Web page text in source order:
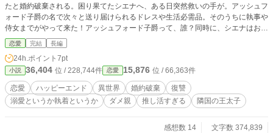
たと婚約破棄される。困り果てたシエナへ、ある日突然救いの手が。アッシュフ
ォード子爵の名で次々と送り届けられるドレスや生活必需品。そのうちに執事や
侍女までがやって来た！アッシュフォード子爵って、誰？同時に、シエナはお忍
びでやって来た隣国の王太子の通訳を勤めることに。クールイケメン溺愛偽弟と
チャラ男系あざとかわいい王太子殿下の二人に挟まれたシエナはどうする？ 同
時に進む姉リリアスの復讐劇と、友人令嬢方の推し活混ぜ混ぜの長編です……ぜ
ひ読んでくださいませ！
恋愛 完結 長編
24h.ポイント 7pt
小説 36,404 位 / 228,744件 恋愛 15,876 位 / 66,363件
恋愛 ハッピーエンド 異世界 婚約破棄
復讐
溺愛というか執着というか
ダメ親 推し活すぎる 隣国の王太子
感想数 14
文字数 374,839